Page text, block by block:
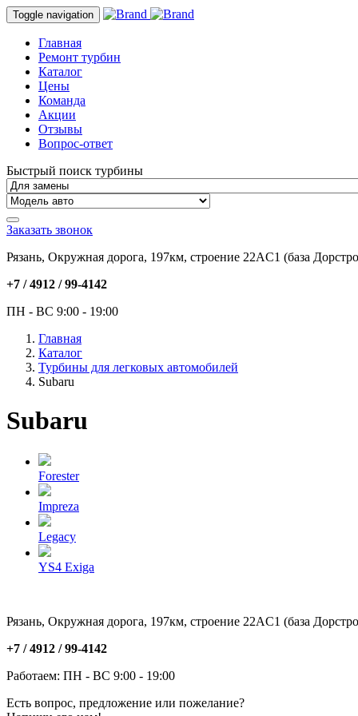
Toggle navigation
Главная
Ремонт турбин
Каталог
Цены
Команда
Акции
Отзывы
Вопрос-ответ
Быстрый поиск турбины
Заказать звонок
Рязань, Окружная дорога, 197км, строение 22АC1 (база
+7 / 4912 /99-4142
ПН - ВС 9:00 - 19:00
Главная
Каталог
Турбины для легковых автомобилей
Subaru
Subaru
Forester
Impreza
Legacy
YS4 Exiga
Рязань, Окружная дорога, 197км, строение 22АC1 (база
+7 / 4912 /99-4142
Работаем: ПН - ВС 9:00 - 19:00
Есть вопрос, предложение или пожелание?